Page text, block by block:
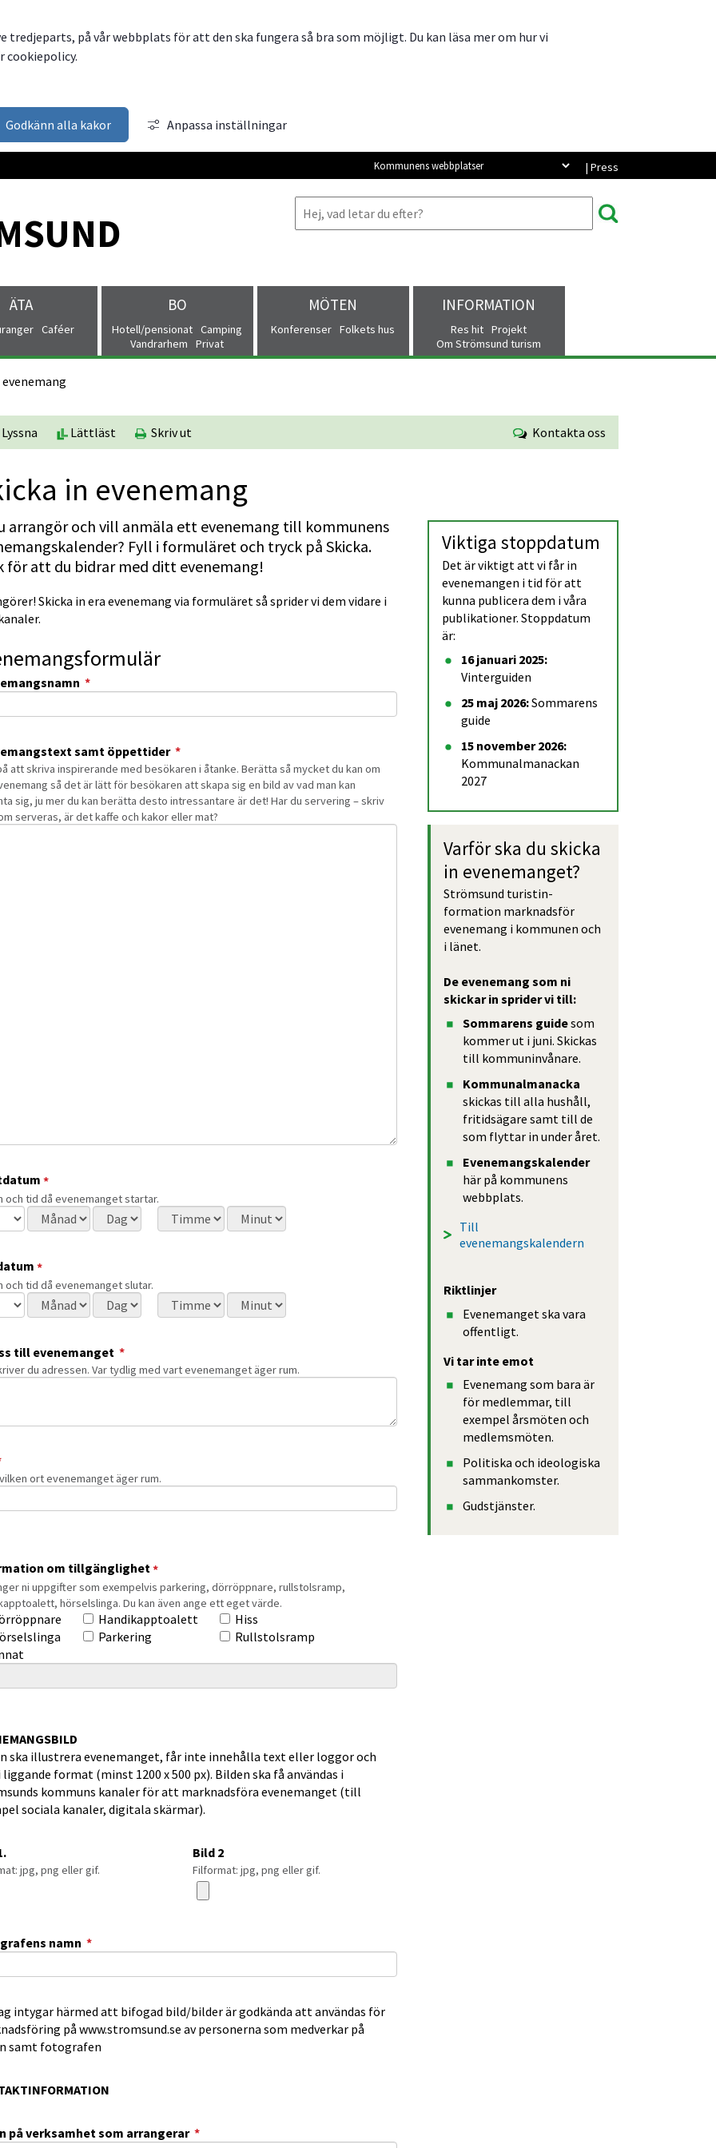
tredjeparts, på vår webbplats för att den ska fungera så bra som möjligt. Du kan läsa mer om hur vi
cookiepolicy.
Godkänn alla kakor Anpassa inställningar
| Press
Kommunens webbplatser
ÄTA
Caféer
BO
Hotell/pensionat Camping
Vandrarhem
Privat
MÖTEN
Konferenser Folkets hus
INFORMATION
Res hit Projekt
Om Strömsund turism
Lyssna Lättläst Skriv ut Kontakta oss
in evenemang
arrangör och vill anmäla ett evenemang till kommunens
Fyll i formuläret och tryck på Skicka.
för att du bidrar med ditt evenemang!
Skicka in era evenemang via formuläret så sprider vi dem vidare i
*(obligatorisk)
samt öppettider *(obligatorisk)
att skriva inspirerande med besökaren i åtanke. Berätta så mycket du kan om
så det är lätt för besökaren att skapa sig en bild av vad man kan
sig, ju mer du kan berätta desto intressantare är det! Har du servering – skriv
serveras, är det kaffe och kakor eller mat?
*(obligatorisk)
och tid då evenemanget startar.
Välj månad Välj dag Välj timme Välj minut
*(obligatorisk)
och tid då evenemanget slutar.
Välj månad Välj dag Välj timme Välj minut
till evenemanget *(obligatorisk)
du adressen. Var tydlig med vart evenemanget äger rum.
(obligatorisk)
ort evenemanget äger rum.
om tillgänglighet*(obligatorisk)
ni uppgifter som exempelvis parkering, dörröppnare, rullstolsramp,
hörselslinga. Du kan även ange ett eget värde.
om tillgänglighetHandikapptoalett
Parkering
Hiss
Rullstolsramp
annat:
ska illustrera evenemanget, får inte innehålla text eller loggor och
liggande format (minst 1200 x 500 px). Bilden ska få användas i
kommuns kanaler för att marknadsföra evenemanget (till
sociala kanaler, digitala skärmar).
jpg, png eller gif.
Bild 2
Filformat: jpg, png eller gif.
namn *(obligatorisk)
intygar härmed att bifogad bild/bilder är godkända att användas för
på www.stromsund.se av personerna som medverkar på
samt fotografen
på verksamhet som arrangerar *(obligatorisk)
Viktiga stoppdatum
Det är viktigt att vi får in
evenemangen i tid för att
kunna publicera dem i våra
publikationer. Stoppdatum
är:
Vinterguiden
25 maj 2026: Sommarens
guide
Kommunalmanackan
2027
Varför ska du skicka
in evene­manget?
Strömsund turistin­
formation marknadsför
evenemang i kommunen och
i länet.
De evenemang som ni
skickar in sprider vi till:
Somma­rens guide som
kommer ut i juni. Skickas
till kommun­invånare.
Kommun­almanacka
skickas till alla hushåll,
fritidsägare samt till de
som flyttar in under året.
Evene­mangs­kalender
här på kommunens
webbplats.
Till
evenemangskalendern
Riktlinjer
Evene­manget ska vara
offentligt.
Vi tar inte emot
Evenemang som bara är
för medlemmar, till
exempel årsmöten och
medlems­möten.
Politiska och ideologiska
samman­komster.
Guds­tjänster.